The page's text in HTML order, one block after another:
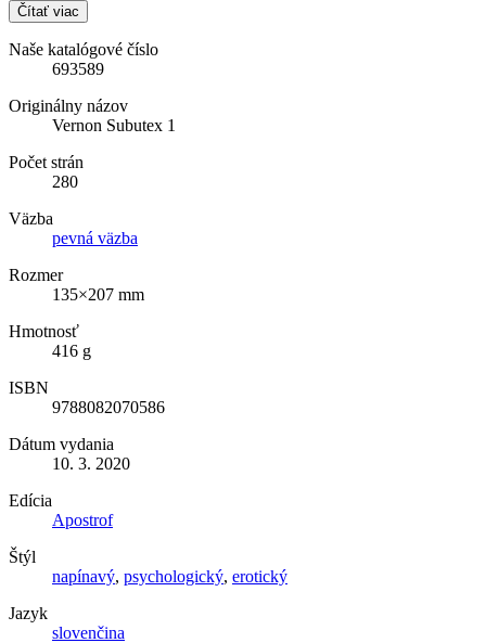
Čítať viac
Naše katalógové číslo
693589
Originálny názov
Vernon Subutex 1
Počet strán
280
Väzba
pevná väzba
Rozmer
135×207 mm
Hmotnosť
416 g
ISBN
9788082070586
Dátum vydania
10. 3. 2020
Edícia
Apostrof
Štýl
napínavý, psychologický, erotický
Jazyk
slovenčina